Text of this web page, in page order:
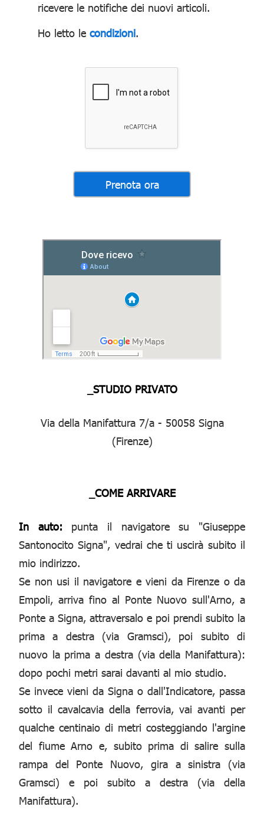
ricevere le notifiche dei nuovi articoli.
Ho letto le condizioni.
_STUDIO PRIVATO
Via della Manifattura 7/a - 50058 Signa
(Firenze)
_COME ARRIVARE
In auto: punta il navigatore su "Giuseppe
Santonocito Signa", vedrai che ti uscirà subito il
mio indirizzo.
Se non usi il navigatore e vieni da Firenze o da
Empoli, arriva fino al Ponte Nuovo sull'Arno, a
Ponte a Signa, attraversalo e poi prendi subito la
prima a destra (via Gramsci), poi subito di
nuovo la prima a destra (via della Manifattura):
dopo pochi metri sarai davanti al mio studio.
Se invece vieni da Signa o dall'Indicatore, passa
sotto il cavalcavia della ferrovia, vai avanti per
qualche centinaio di metri costeggiando l'argine
del fiume Arno e, subito prima di salire sulla
rampa del Ponte Nuovo, gira a sinistra (via
Gramsci) e poi subito a destra (via della
Manifattura).